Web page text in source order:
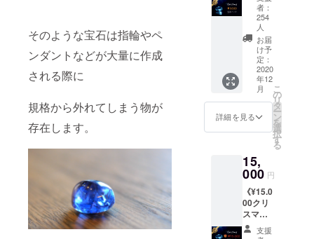
そのような宝石は指輪やペ
ンダントなどが大量に作成
される際に
規格から外れてしまう物が
存在します。
欠けた宝石
は今まで処
分され、使
い道がなく
なっていま
そんな宝石
ティでは紹
介して、
様々な再利
用の形を広
げていま
す。
パッ
ク》 ①
なんの
宝石が
入るか
お楽し
みのク
リスマ
ス特別
パック
です。
が入り
ます。
②クリ
スマス
特別ラ
イブ配
信のご
者：
254
人
お届
け予
定：
2020
年12
月
詳細を見る
こ
の
リ
タ
ー
ン
を
選
択
す
る
15,
000 円
《¥15.0
00クリ
スマス
特別宝
石パッ
支援